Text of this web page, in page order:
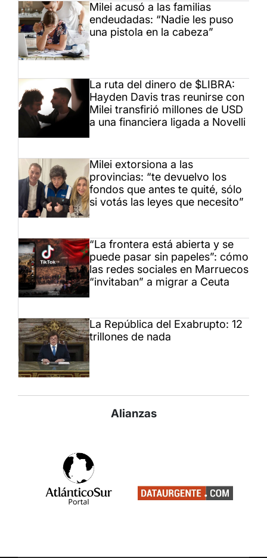
Milei acusó a las familias
endeudadas: “Nadie les puso
una pistola en la cabeza”
La ruta del dinero de $LIBRA:
Hayden Davis tras reunirse con
Milei transfirió millones de USD
a una financiera ligada a Novelli
Milei extorsiona a las
provincias: “te devuelvo los
fondos que antes te quité, sólo
si votás las leyes que necesito”
“La frontera está abierta y se
puede pasar sin papeles”: cómo
las redes sociales en Marruecos
“invitaban” a migrar a Ceuta
La República del Exabrupto: 12
trillones de nada
Alianzas